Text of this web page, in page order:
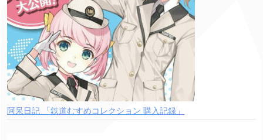
阿呆日記 「鉄道むすめコレクション 購入記録」